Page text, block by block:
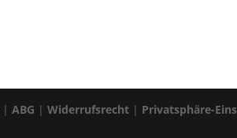
|ABG |Widerrufsrecht | Privatsphäre-